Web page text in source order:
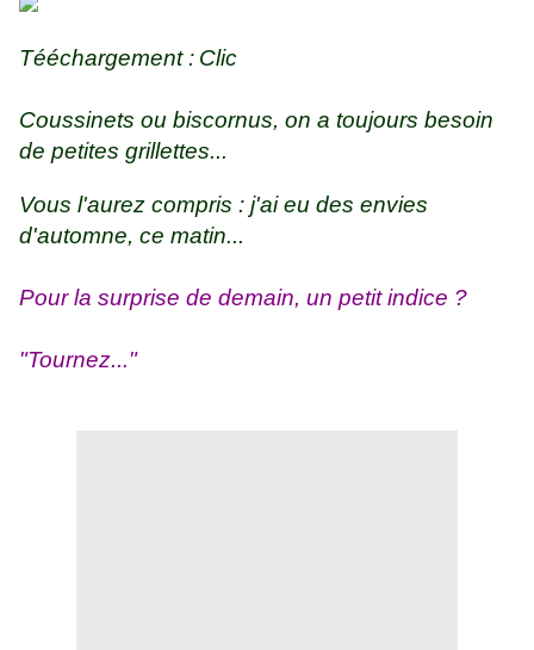
Tééchargement : Clic
Coussinets ou biscornus, on a toujours besoin
de petites grillettes...
Vous l'aurez compris : j'ai eu des envies
d'automne, ce matin...
Pour la surprise de demain, un petit indice ?
"Tournez..."